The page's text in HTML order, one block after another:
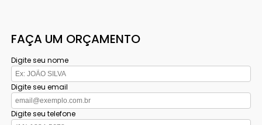
FAÇA UM ORÇAMENTO
Digite seu nome
Digite seu email
Digite seu telefone